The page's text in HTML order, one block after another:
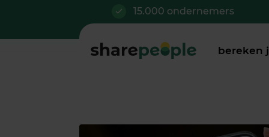
15.000 ondernemers
bereken